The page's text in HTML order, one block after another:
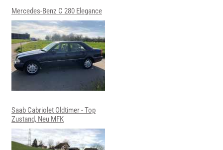
Mercedes-Benz C 280 Elegance
Saab Cabriolet Oldtimer - Top
Zustand, Neu MFK